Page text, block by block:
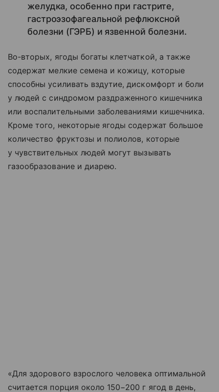
желудка, особенно при гастрите,
гастроэзофагеальной рефлюксной
болезни (ГЭРБ) и язвенной болезни.
Во-вторых, ягоды богаты клетчаткой, а также
содержат мелкие семена и кожицу, которые
способны усиливать вздутие, дискомфорт и боли
у людей с синдромом раздраженного кишечника
или воспалительными заболеваниями кишечника.
Кроме того, некоторые ягоды содержат большое
количество фруктозы и полиолов, которые
у чувствительных людей могут вызывать
газообразование и диарею.
«Для здорового взрослого человека оптимальной
считается порция около 150−200 г ягод в день,